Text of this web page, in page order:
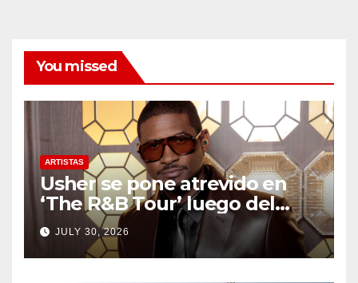
You missed
ARTISTAS
Usher se pone atrevido en
‘The R&B Tour’ luego del
drama de un fan
JULY 30, 2026